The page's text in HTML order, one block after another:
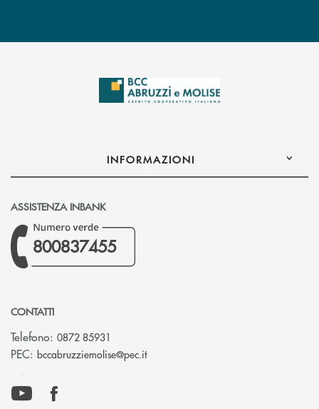
INFORMAZIONI
ASSISTENZA INBANK
800837455
CONTATTI
Telefono: 0872 85931
PEC: bccabruzziemolise@pec.it(si apre l’app di posta elettronica)